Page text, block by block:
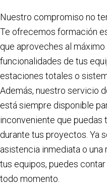
Nuestro compromiso no
Te ofrecemos formación
que aproveches al
funcionalidades de tus
estaciones totales o
Además, nuestro servicio
está siempre disponible
inconveniente que puedas
durante tus proyectos. Ya
asistencia inmediata o
tus equipos, puedes
todo momento.